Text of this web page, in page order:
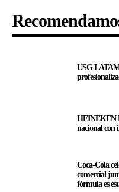
USG
HEINEKEN
nacional con
Coca-Cola
comercial
fórmula es